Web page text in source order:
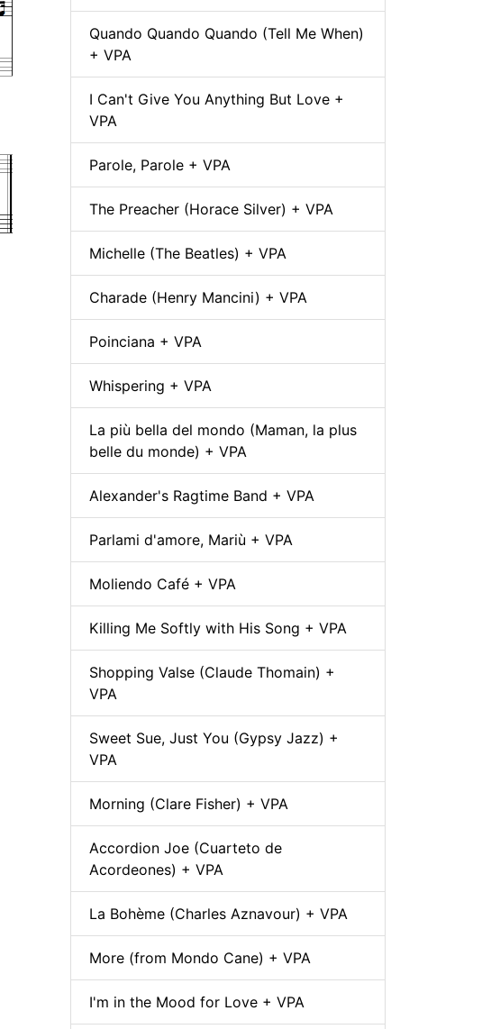
Quando Quando Quando (Tell Me When)
+ VPA
I Can't Give You Anything But Love +
VPA
Parole, Parole + VPA
The Preacher (Horace Silver) + VPA
Michelle (The Beatles) + VPA
Charade (Henry Mancini) + VPA
Poinciana + VPA
Whispering + VPA
La più bella del mondo (Maman, la plus
belle du monde) + VPA
Alexander's Ragtime Band + VPA
Parlami d'amore, Mariù + VPA
Moliendo Café + VPA
Killing Me Softly with His Song + VPA
Shopping Valse (Claude Thomain) +
VPA
Sweet Sue, Just You (Gypsy Jazz) +
VPA
Morning (Clare Fisher) + VPA
Accordion Joe (Cuarteto de
Acordeones) + VPA
La Bohème (Charles Aznavour) + VPA
More (from Mondo Cane) + VPA
I'm in the Mood for Love + VPA